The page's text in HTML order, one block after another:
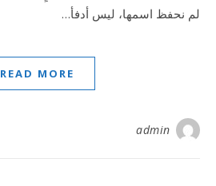
لم نحفظ اسمها، ليس أدفأ…
READ MORE
admin